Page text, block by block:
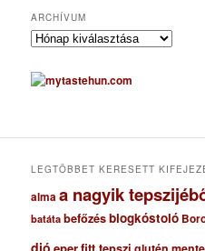
ARCHÍVUM
A
c
h
u
LEGTÖBBET KERESETT
almaa nagyik
batáta befőzésblogkóstoló